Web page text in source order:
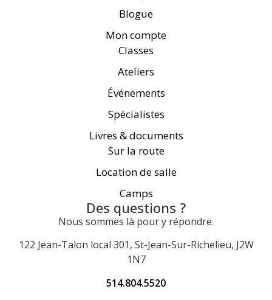
Blogue
Mon compte
Classes
Ateliers
Événements
Spécialistes
Livres & documents
Sur la route
Location de salle
Camps
Des questions ?
Nous sommes là pour y répondre.
122 Jean-Talon local 301, St-Jean-Sur-Richelieu, J2W
1N7
514.804.5520